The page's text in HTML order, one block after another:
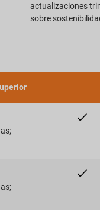
actualizaciones
sobre